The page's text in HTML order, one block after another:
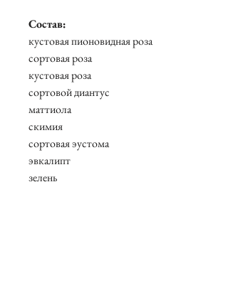
Состав:
кустовая пионовидная роза
сортовая роза
кустовая роза
сортовой диантус
маттиола
скимия
сортовая эустома
эвкалипт
зелень